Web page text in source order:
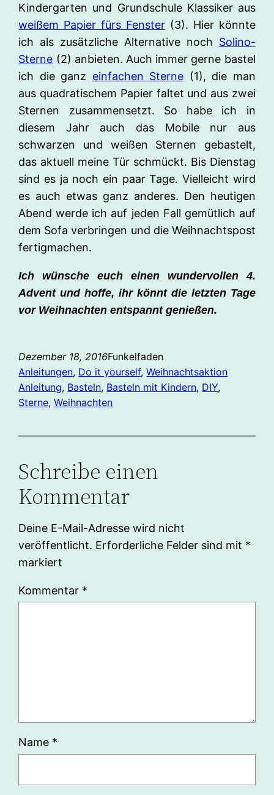
Kindergarten und Grundschule Klassiker aus
weißem Papier fürs Fenster (3). Hier könnte
ich als zusätzliche Alternative noch Solino-
Sterne (2) anbieten. Auch immer gerne bastel
ich die ganz einfachen Sterne (1), die man
aus quadratischem Papier faltet und aus zwei
Sternen zusammensetzt. So habe ich in
diesem Jahr auch das Mobile nur aus
schwarzen und weißen Sternen gebastelt,
das aktuell meine Tür schmückt. Bis Dienstag
sind es ja noch ein paar Tage. Vielleicht wird
es auch etwas ganz anderes. Den heutigen
Abend werde ich auf jeden Fall gemütlich auf
dem Sofa verbringen und die Weihnachtspost
fertigmachen.
Ich wünsche euch einen wundervollen 4.
Advent und hoffe, ihr könnt die letzten Tage
vor Weihnachten entspannt genießen.
Dezember 18, 2016Funkelfaden
Anleitungen, Do it yourself, Weihnachtsaktion
Anleitung, Basteln, Basteln mit Kindern, DIY
Sterne, Weihnachten
Schreibe einen
Kommentar
Deine E-Mail-Adresse wird nicht
veröffentlicht. Erforderliche Felder sind mit *
markiert
Kommentar *
Name *